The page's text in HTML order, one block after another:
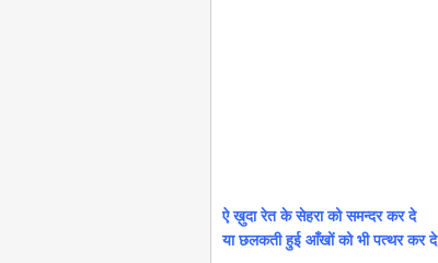
ऐ ख़ुदा रेत के सेहरा को समन्दर कर दे
या छलकती हुई आँखों को भी पत्थर कर दे